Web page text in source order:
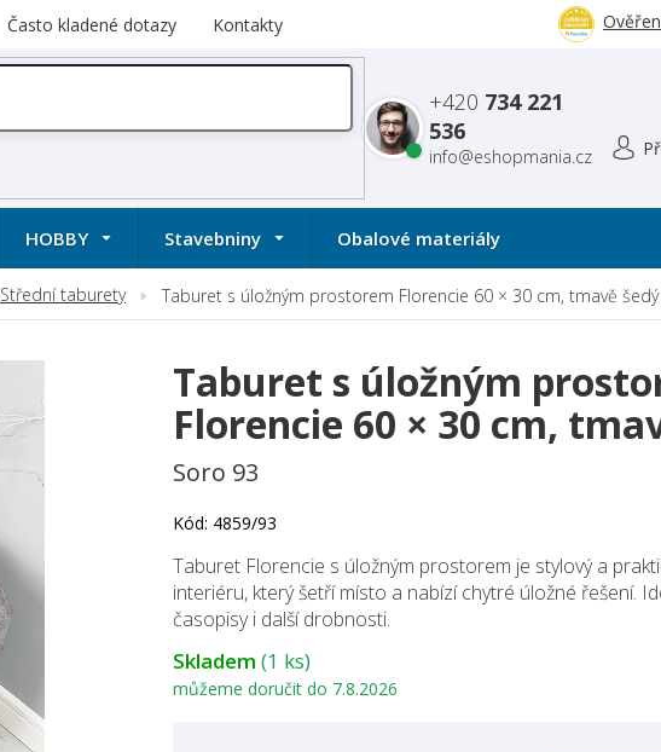
Často kladené dotazy Kontakty
+420 734 221
536
info@eshopmania.cz
HOBBY Stavebniny Obalové materiály
Střední taburety Taburet s úložným prostorem Florencie 60 × 30 cm, tmavě šedý
Skladem (1 ks)
můžeme doručit do 7.8.2026
Taburet Florencie s úložným prostorem je stylový a
interiéru, který šetří místo a nabízí chytré úložné řešení.
časopisy i další drobnosti.
Taburet s úložným
Florencie 60 × 30 cm,
Soro 93
Kód: 4859/93